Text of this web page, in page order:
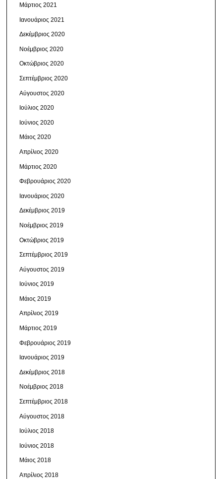
Μάρτιος 2021
Ιανουάριος 2021
Δεκέμβριος 2020
Νοέμβριος 2020
Οκτώβριος 2020
Σεπτέμβριος 2020
Αύγουστος 2020
Ιούλιος 2020
Ιούνιος 2020
Μάιος 2020
Απρίλιος 2020
Μάρτιος 2020
Φεβρουάριος 2020
Ιανουάριος 2020
Δεκέμβριος 2019
Νοέμβριος 2019
Οκτώβριος 2019
Σεπτέμβριος 2019
Αύγουστος 2019
Ιούνιος 2019
Μάιος 2019
Απρίλιος 2019
Μάρτιος 2019
Φεβρουάριος 2019
Ιανουάριος 2019
Δεκέμβριος 2018
Νοέμβριος 2018
Σεπτέμβριος 2018
Αύγουστος 2018
Ιούλιος 2018
Ιούνιος 2018
Μάιος 2018
Απρίλιος 2018